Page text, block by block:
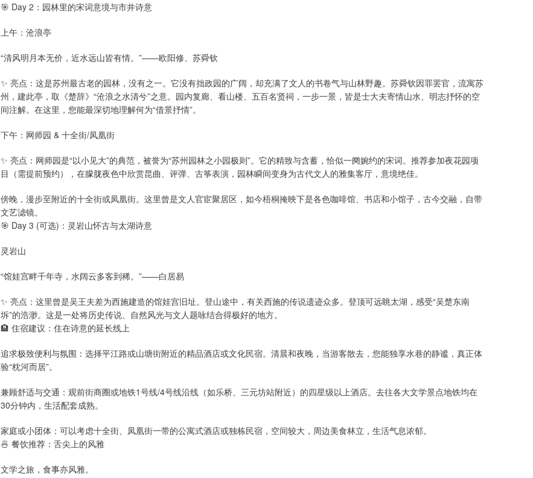
🎯 Day 2：园林里的宋词意境与市井诗意
上午：沧浪亭
“清风明月本无价，近水远山皆有情。”——欧阳修、苏舜钦
✨ 亮点：这是苏州最古老的园林，没有之一。它没有拙政园的广阔，却充满了文人的书卷气与山林野趣。苏舜钦因罪罢官，流寓苏
州，建此亭，取《楚辞》“沧浪之水清兮”之意。园内复廊、看山楼、五百名贤祠，一步一景，皆是士大夫寄情山水、明志抒怀的空
间注解。在这里，您能最深切地理解何为“借景抒情”。
下午：网师园 & 十全街/凤凰街
✨ 亮点：网师园是“以小见大”的典范，被誉为“苏州园林之小园极则”。它的精致与含蓄，恰似一阕婉约的宋词。推荐参加夜花园项
目（需提前预约），在朦胧夜色中欣赏昆曲、评弹、古筝表演，园林瞬间变身为古代文人的雅集客厅，意境绝佳。
傍晚，漫步至附近的十全街或凤凰街。这里曾是文人官宦聚居区，如今梧桐掩映下是各色咖啡馆、书店和小馆子，古今交融，自带
文艺滤镜。
🎯 Day 3 (可选)：灵岩山怀古与太湖诗意
灵岩山
“馆娃宫畔千年寺，水阔云多客到稀。”——白居易
✨ 亮点：这里曾是吴王夫差为西施建造的馆娃宫旧址。登山途中，有关西施的传说遗迹众多。登顶可远眺太湖，感受“吴楚东南
坼”的浩渺。这是一处将历史传说、自然风光与文人题咏结合得极好的地方。
🏨 住宿建议：住在诗意的延长线上
追求极致便利与氛围：选择平江路或山塘街附近的精品酒店或文化民宿。清晨和夜晚，当游客散去，您能独享水巷的静谧，真正体
验“枕河而居”。
兼顾舒适与交通：观前街商圈或地铁1号线/4号线沿线（如乐桥、三元坊站附近）的四星级以上酒店。去往各大文学景点地铁均在
30分钟内，生活配套成熟。
家庭或小团体：可以考虑十全街、凤凰街一带的公寓式酒店或独栋民宿，空间较大，周边美食林立，生活气息浓郁。
🍜 餐饮推荐：舌尖上的风雅
文学之旅，食事亦风雅。